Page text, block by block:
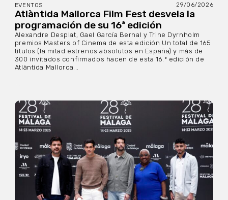
EVENTOS 29/06/2026
Atlàntida Mallorca Film Fest desvela la
programación de su 16ª edición
Alexandre Desplat, Gael García Bernal y Trine Dyrnholm
premios Masters of Cinema de esta edición Un total de 165
títulos (la mitad estrenos absolutos en España) y más de
300 invitados confirmados hacen de esta 16.ª edición de
Atlàntida Mallorca...